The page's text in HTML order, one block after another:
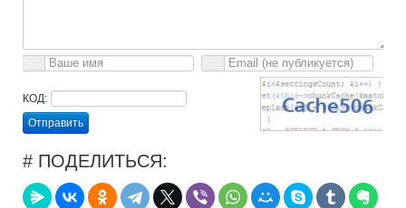
КОД:
Отправить
# ПОДЕЛИТЬСЯ: